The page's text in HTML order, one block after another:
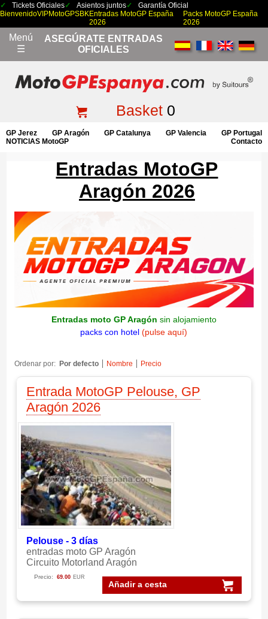
Tickets Oficiales Asientos juntos
Garantía Oficial
BienvenidoVIPMotoGPSBKEntradas MotoGP España
2026
Packs MotoGP España
2026
Menú
☰
ASEGÚRATE ENTRADAS
OFICIALES
Basket0
GP Jerez GP Aragón GP Catalunya GP Valencia
GP Portugal
NOTICIAS MotoGP
Contacto
Entradas MotoGP
Aragón 2026
Entradas moto GP Aragón sin alojamiento
packs con hotel (pulse aquí)
Ordenar por: Por defecto Nombre Precio
Entrada MotoGP Pelouse, GP
Aragón 2026
Pelouse - 3 días
entradas moto GP Aragón
Circuito Motorland Aragón
Añadir a cesta
Precio: 69.00 EUR